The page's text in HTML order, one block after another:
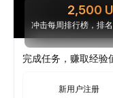
2,500
冲击每周排行榜，排
完成任务，赚取经验
新用户注册